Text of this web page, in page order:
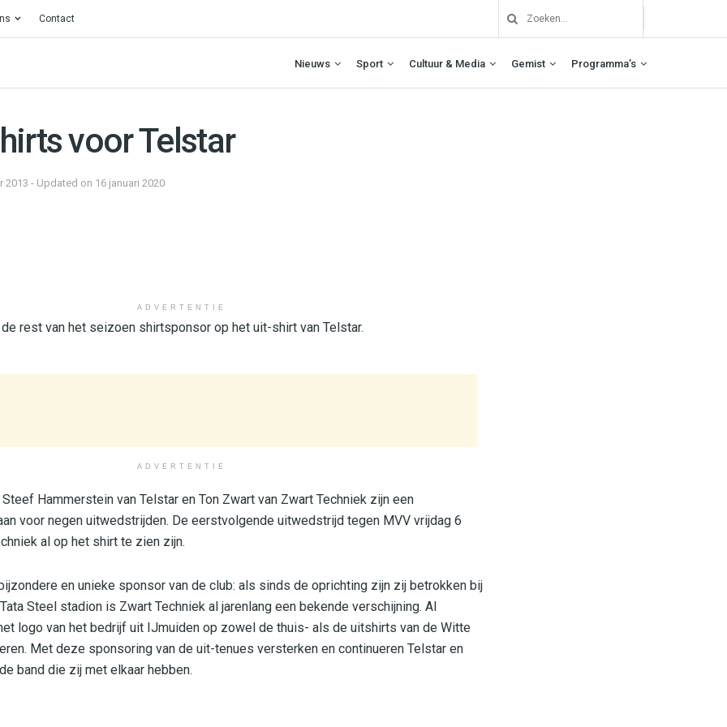
Contact
Nieuws Sport Cultuur & Media Gemist Programma’s
voor Telstar
2013 - Updated on 16 januari 2020
ADVERTENTIE
rest van het seizoen shirtsponsor op het uit-shirt van Telstar.
ADVERTENTIE
Hammerstein van Telstar en Ton Zwart van Zwart Techniek zijn een
voor negen uitwedstrijden. De eerstvolgende uitwedstrijd tegen MVV vrijdag 6
al op het shirt te zien zijn.
en unieke sponsor van de club: als sinds de oprichting zijn zij betrokken bij
Steel stadion is Zwart Techniek al jarenlang een bekende verschijning. Al
logo van het bedrijf uit IJmuiden op zowel de thuis- als de uitshirts van de Witte
Met deze sponsoring van de uit-tenues versterken en continueren Telstar en
band die zij met elkaar hebben.